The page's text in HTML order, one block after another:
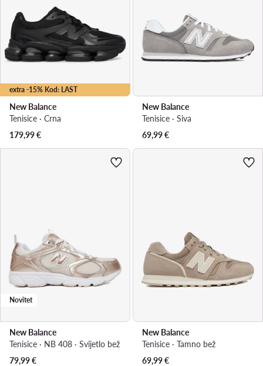
extra -15% Kod: LAST
New Balance
Tenisice · Crna
179,99€
New Balance
Tenisice · Siva
69,99€
Novitet
New Balance
Tenisice · NB 408 · Svijetlo bež
79,99€
New Balance
Tenisice · Tamno bež
69,99€